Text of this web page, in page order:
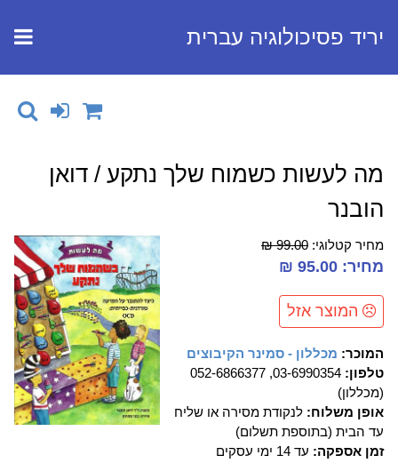
יריד פסיכולוגיה עברית
מה לעשות כשמוח שלך נתקע / דואן
הובנר
מחיר קטלוגי: 99.00 ₪
מחיר: 95.00 ₪
המוצר אזל
המוכר: מכללון - סמינר הקיבוצים
טלפון:
03-6990354, 052-6866377
(מכללון)
אופן משלוח: לנקודת מסירה או שליח
עד הבית (בתוספת תשלום)
זמן אספקה: עד 14 ימי עסקים